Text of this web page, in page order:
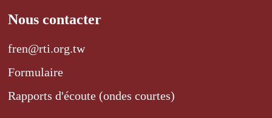
Nous contacter
fren@rti.org.tw
Formulaire
Rapports d'écoute (ondes courtes)